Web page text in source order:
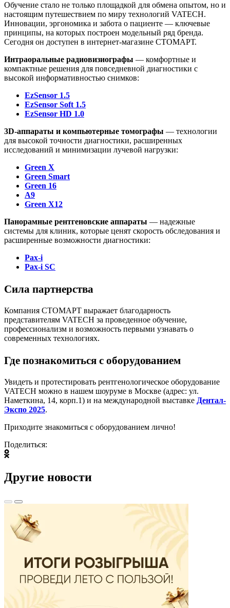
Обучение стало не только площадкой для обмена опытом, но и
настоящим путешествием по миру технологий VATECH.
Инновации, эргономика и забота о пациенте — ключевые
принципы, на которых построен модельный ряд бренда.
Сегодня он доступен в интернет-магазине СТОМАРТ.
Интраоральные радиовизиографы — комфортные и
компактные решения для повседневной диагностики с
высокой информативностью снимков:
EzSensor 1.5
EzSensor Soft 1.5
EzSensor HD 1.0
3D-аппараты и компьютерные томографы — технологии
для высокой точности диагностики, расширенных
исследований и минимизации лучевой нагрузки:
Green X
Green Smart
Green 16
A9
Green X12
Панорамные рентгеновские аппараты — надежные
системы для клиник, которые ценят скорость обследования и
расширенные возможности диагностики:
Pax-i
Pax-i SC
Сила партнерства
Компания СТОМАРТ выражает благодарность
представителям VATECH за проведенное обучение,
профессионализм и возможность первыми узнавать о
современных технологиях.
Где познакомиться с оборудованием
Увидеть и протестировать рентгенологическое оборудование
VATECH можно в нашем шоуруме в Москве (адрес: ул.
Наметкина, 14, корп.1) и на международной выставке Дентал-
Экспо 2025.
Приходите знакомиться с оборудованием лично!
Поделиться:
Другие новости